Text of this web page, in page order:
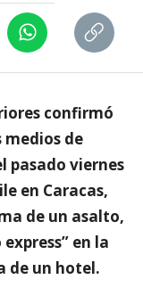
confirmó
de
pasado viernes
en Caracas,
de un asalto,
en la
de un hotel.